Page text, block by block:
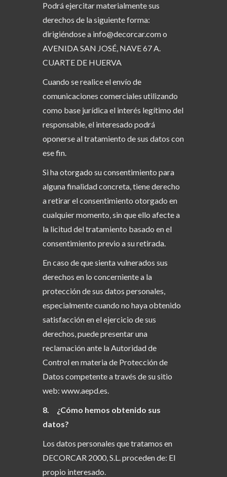
Podrá ejercitar materialmente sus
derechos de la siguiente forma:
dirigiéndose a info@decorcar.com o
AVENIDA SAN JOSÉ, NAVE 67 A.
CUARTE DE HUERVA
Cuando se realice el envío de
comunicaciones comerciales utilizando
como base jurídica el interés legítimo del
responsable, el interesado podrá
oponerse al tratamiento de sus datos con
ese fin.
Si ha otorgado su consentimiento para
alguna finalidad concreta, tiene derecho
a retirar el consentimiento otorgado en
cualquier momento, sin que ello afecte a
la licitud del tratamiento basado en el
consentimiento previo a su retirada.
En caso de que sienta vulnerados sus
derechos en lo concerniente a la
protección de sus datos personales,
especialmente cuando no haya obtenido
satisfacción en el ejercicio de sus
derechos, puede presentar una
reclamación ante la Autoridad de
Control en materia de Protección de
Datos competente a través de su sitio
web: www.aepd.es.
8. ¿Cómo hemos obtenido sus
datos?
Los datos personales que tratamos en
DECORCAR 2000, S.L. proceden de: El
propio interesado.